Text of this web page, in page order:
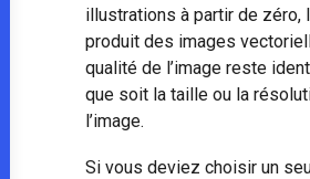
illustrations à partir de zéro,
produit des images
qualité de l’image reste
que soit la taille ou la
l’image.
Si vous deviez choisir un